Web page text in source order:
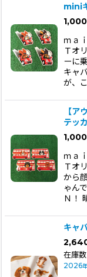
mini
1,000
ｍａ
Ｔオ
ーに
キャ
が、
【ア
テッ
1,000
ｍａ
Ｔオ
から
ゃん
Ｎ！
キャ
在庫
2026年